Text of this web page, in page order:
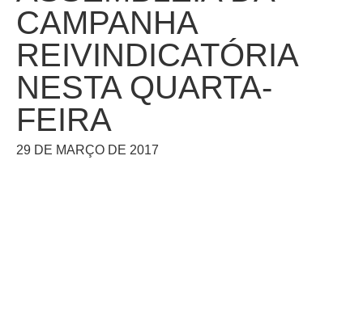
CAMPANHA
REIVINDICATÓRIA
NESTA QUARTA-
FEIRA
29 DE MARÇO DE 2017